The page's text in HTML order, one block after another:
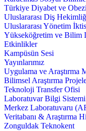
Türkiye Diyabet ve
Uluslararası Diş
Uluslararası Yönetim
Yükseköğretim ve Bilim
Etkinlikler
Kampüsün Sesi
Yayınlarımız
Uygulama ve Araştırma
Bilimsel Araştırma
Teknoloji Transfer Ofisi
Laboratuvar Bilgi
Merkez Laboratuvaru
Veritabanı & Araştırma
Zonguldak Teknokent